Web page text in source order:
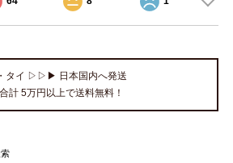
タイ ▷▷▶ 日本国内へ発送
計 5万円以上で送料無料！